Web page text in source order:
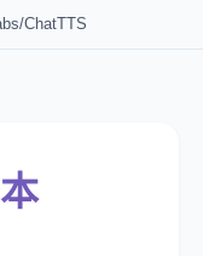
ChatTTS